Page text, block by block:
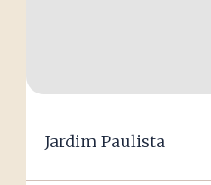
Jardim Paulista